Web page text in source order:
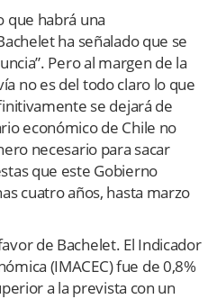
que habrá una
ha señalado que se
Pero al margen de la
no es del todo claro lo que
se dejará de
económico de Chile no
necesario para sacar
que este Gobierno
cuatro años, hasta marzo
de Bachelet. El Indicador
(IMACEC) fue de 0,8%
a la prevista con un